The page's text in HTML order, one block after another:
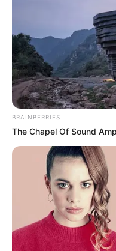
Bár neve nem
jelentősége
rajongók számára ő
hőskorszakhoz,
minden még csak
benne a történelem.
BRAINBERRIES
The Chapel Of Sound